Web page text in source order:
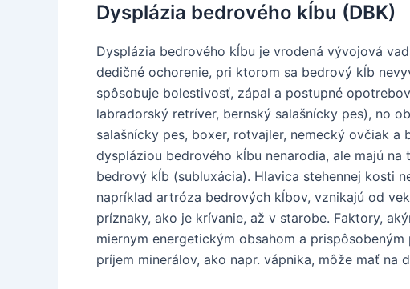
Dysplázia bedrového kĺbu (DBK)
Dysplázia bedrového kĺbu je vrodená vývojová
dedičné ochorenie, pri ktorom sa bedrový kĺb
spôsobuje bolestivosť, zápal a postupné
labradorský retríver, bernský salašnícky pes), no
salašnícky pes, boxer, rotvajler, nemecký ovčiak
dyspláziou bedrového kĺbu nenarodia, ale majú
bedrový kĺb (subluxácia). Hlavica stehennej kosti
napríklad artróza bedrových kĺbov, vznikajú od
príznaky, ako je krívanie, až v starobe. Faktory,
miernym energetickým obsahom a
príjem minerálov, ako napr. vápnika, môže mať na